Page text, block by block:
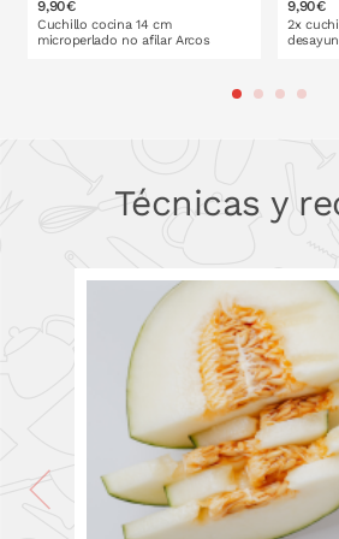
9,90€
Cuchillo cocina 14 cm
microperlado no afilar Arcos
PONLO EN LA CESTA
9,90€
2x
Técnicas y